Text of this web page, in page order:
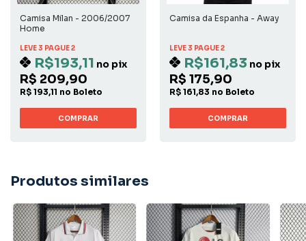
Camisa Milan - 2006/2007
Home
LEVE 3 PAGUE 2
R$193,11 no pix
R$ 209,90
R$ 193,11 no Boleto
COMPRAR
Camisa da Espanha - Away
LEVE 3 PAGUE 2
R$161,83 no pix
R$ 175,90
R$ 161,83 no Boleto
COMPRAR
Produtos similares